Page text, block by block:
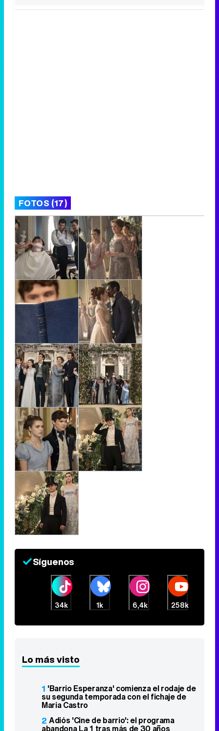
FOTOS (17)
Síguenos
34k 1k 6,4k 258k
Lo más visto
1 'Barrio Esperanza' comienza el rodaje de
su segunda temporada con el fichaje de
María Castro
2 Adiós 'Cine de barrio': el programa
abandona La 1 tras más de 30 años